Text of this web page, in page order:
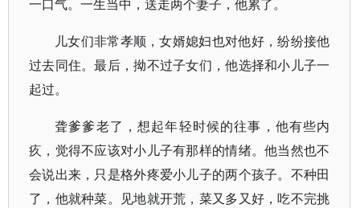
一口气。一生当中，送走两个妻子，他累了。
儿女们非常孝顺，女婿媳妇也对他好，纷纷接他
过去同住。最后，拗不过子女们，他选择和小儿子一
起过。
聋爹爹老了，想起年轻时候的往事，他有些内
疚，觉得不应该对小儿子有那样的情绪。他当然也不
会说出来，只是格外疼爱小儿子的两个孩子。不种田
了，他就种菜。见地就开荒，菜又多又好，吃不完挑